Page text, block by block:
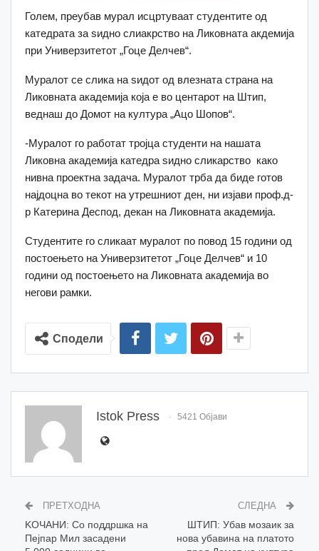
Голем, преубав мурал исцртуваат студентите од
катедрата за ѕидно слиакрство на Ликовната акдемија
при Универзитетот „Гоце Делчев“.
Муралот се слика на ѕидот од влезната страна на
Ликовната академија која е во центарот на Штип,
веднаш до Домот на култура „Ацо Шопов“.
-Муралот го работат тројца студенти на нашата
Ликовна академија катедра ѕидно сликарство како
нивна проектна задача. Муралот трба да биде готов
најдоцна во текот на утрешниот ден, ни изјави проф.д-
р Катерина Деспод, декан на Ликовната академија.
Студентите го сликаат муралот по повод 15 години од
постоењето на Универзитетот „Гоце Делчев“ и 10
години од постоењето на Ликовната академија во
негови рамки.
Сподели
Istok Press 5421 Објави
ПРЕТХОДНА
KOЧАНИ: Со поддршка на
Пејпар Мил засадени
СЛЕДНА
ШТИП: Убав мозаик за
нова убавина на платото